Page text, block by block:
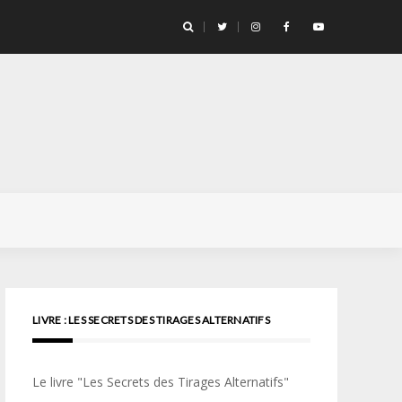
LIVRE : LES SECRETS DES TIRAGES ALTERNATIFS
Le livre "Les Secrets des Tirages Alternatifs"